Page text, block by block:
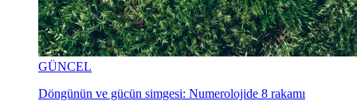
GÜNCEL
Döngünün ve gücün simgesi: Numerolojide 8 rakamı